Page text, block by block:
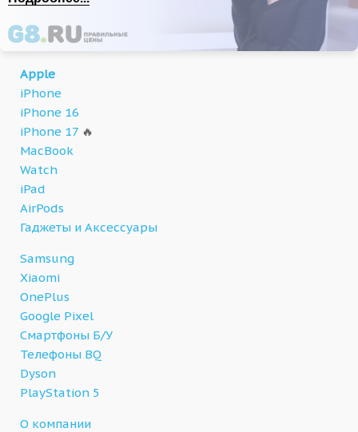
Apple
iPhone
iPhone 16
iPhone 17 🔥
MacBook
Watch
iPad
AirPods
Гаджеты и Аксессуары
Samsung
Xiaomi
OnePlus
Google Pixel
Смартфоны Б/У
Телефоны BQ
Dyson
PlayStation 5
О компании